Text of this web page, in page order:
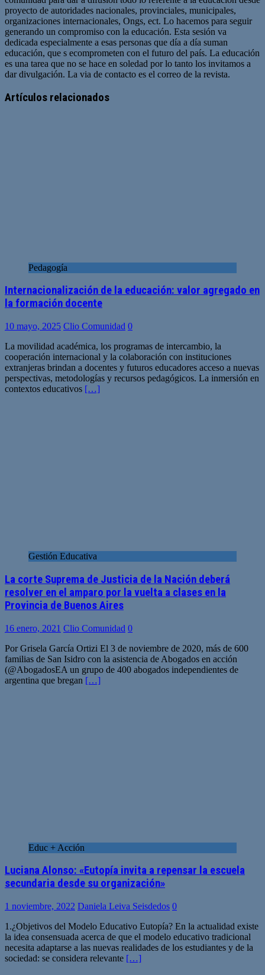
proyecto de autoridades nacionales, provinciales, municipales,
organizaciones internacionales, Ongs, ect. Lo hacemos para seguir
generando un compromiso con la educación. Esta sesión va
dedicada especialmente a esas personas que día a día suman
educación, que s ecomprometen con el futuro del país. La educación
es una tarea que no se hace en soledad por lo tanto los invitamos a
dar divulgación. La via de contacto es el correo de la revista.
web
Artículos relacionados
Pedagogía
Internacionalización de la educación: valor agregado en
la formación docente
10 mayo, 2025 Clio Comunidad 0
La movilidad académica, los programas de intercambio, la
cooperación internacional y la colaboración con instituciones
extranjeras brindan a docentes y futuros educadores acceso a nuevas
perspectivas, metodologías y recursos pedagógicos. La inmersión en
contextos educativos […]
Gestión Educativa
La corte Suprema de Justicia de la Nación deberá
resolver en el amparo por la vuelta a clases en la
Provincia de Buenos Aires
16 enero, 2021 Clio Comunidad 0
Por Grisela García Ortizi El 3 de noviembre de 2020, más de 600
familias de San Isidro con la asistencia de Abogados en acción
(@AbogadosEA un grupo de 400 abogados independientes de
argentina que bregan […]
Educ + Acción
Luciana Alonso: «Eutopía invita a repensar la escuela
secundaria desde su organización»
1 noviembre, 2022 Daniela Leiva Seisdedos 0
1.¿Objetivos del Modelo Educativo Eutopía? En la actualidad existe
la idea consensuada acerca de que el modelo educativo tradicional
necesita adaptarse a las nuevas realidades de los estudiantes y de la
sociedad: se considera relevante […]